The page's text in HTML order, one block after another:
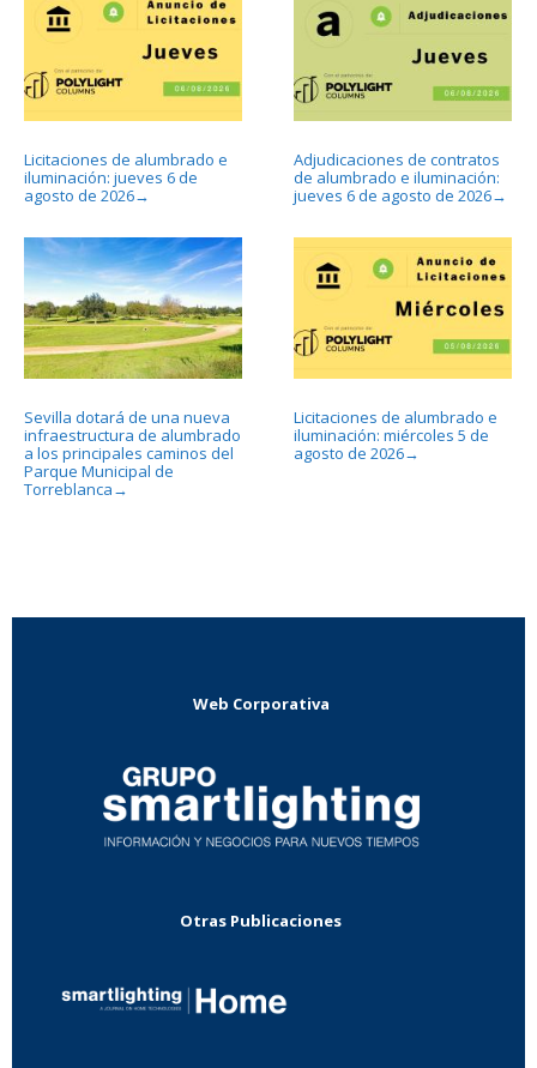
Licitaciones de alumbrado e
iluminación: jueves 6 de
agosto de 2026→
Adjudicaciones de contratos
de alumbrado e iluminación:
jueves 6 de agosto de 2026→
Sevilla dotará de una nueva
infraestructura de alumbrado
a los principales caminos del
Parque Municipal de
Torreblanca →
Licitaciones de alumbrado e
iluminación: miércoles 5 de
agosto de 2026→
Web Corporativa
Otras Publicaciones